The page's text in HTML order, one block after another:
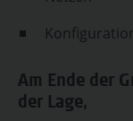
Am Ende der
der Lage,